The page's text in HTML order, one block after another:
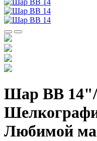
Шар ВВ 14"/
Любимой